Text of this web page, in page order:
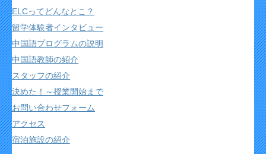
ELCってどんなとこ？
留学体験者インタビュー
中国語プログラムの説明
中国語教師の紹介
スタッフの紹介
決めた！～授業開始まで
お問い合わせフォーム
アクセス
宿泊施設の紹介